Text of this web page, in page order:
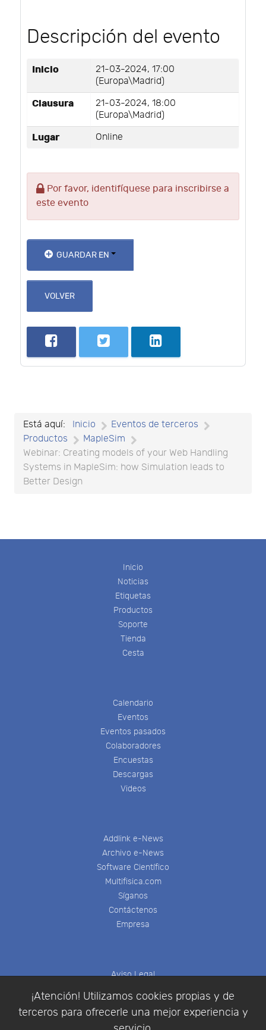
¡Atención! Utilizamos cookies propias y de
terceros para ofrecerle una mejor experiencia y
Descripción del evento
Inicio
21-03-2024, 17:00
(Europa\Madrid)
Clausura
21-03-2024, 18:00
(Europa\Madrid)
Lugar Online
Por favor, identifíquese para inscribirse a
este evento
GUARDAR EN
VOLVER
Está aquí: Inicio
Eventos de terceros
Productos
MapleSim
Webinar: Creating models of your Web Handling
Systems in MapleSim: how Simulation leads to
Better Design
Inicio
Noticias
Etiquetas
Productos
Soporte
Tienda
Cesta
Calendario
Eventos
Eventos pasados
Colaboradores
Encuestas
Descargas
Videos
Addlink e-News
Archivo e-News
Software Científico
Multifisica.com
Síganos
Contáctenos
Empresa
Aviso Legal
Política de Privacidad
Condiciones de compra